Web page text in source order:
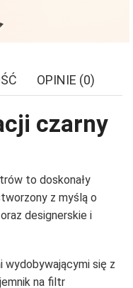
OPINIE (0)
czarny
to doskonały
z myślą o
designerskie i
wydobywającymi się z
na filtr